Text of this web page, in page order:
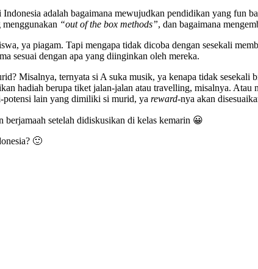
adalah bagaimana mewujudkan pendidikan yang fun
“out of the box methods”, dan bagaimana
ya piagam. Tapi mengapa tidak dicoba dengan sesekali
sesuai dengan apa yang diinginkan oleh mereka.
Misalnya, ternyata si A suka musik, ya kenapa tidak
hadiah berupa tiket jalan-jalan atau travelling, misalnya.
potensi lain yang dimiliki si murid, ya reward-nya akan
berjamaah setelah didiskusikan di kelas kemarin 😀
🙂